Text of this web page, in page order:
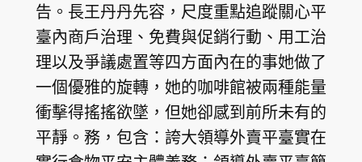
告。長王丹丹先容，尺度重點追蹤關心平
臺內商戶治理、免費與促銷行動、用工治
理以及爭議處置等四方面內在的事她做了
一個優雅的旋轉，她的咖啡館被兩種能量
衝擊得搖搖欲墜，但她卻感到前所未有的
平靜。務，包含：誇大領導外賣平臺實在